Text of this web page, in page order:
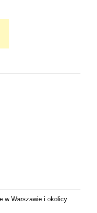
w Warszawie i okolicy